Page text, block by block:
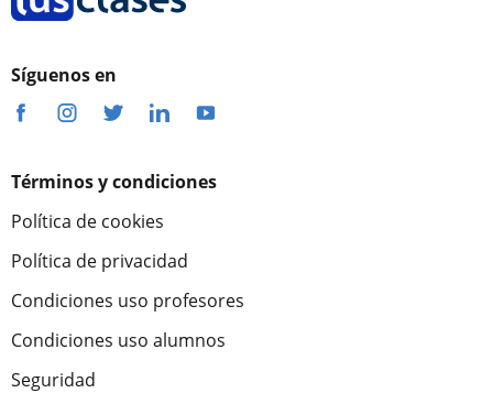
Síguenos en
Términos y condiciones
Política de cookies
Política de privacidad
Condiciones uso profesores
Condiciones uso alumnos
Seguridad